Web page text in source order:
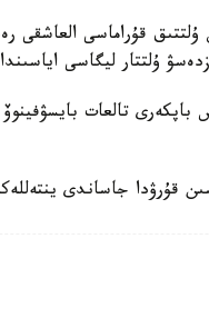
ۇلتتار ليگاسى
تالعات
قۇرۋدا جاساندى